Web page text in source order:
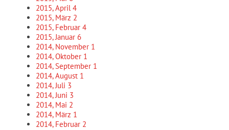
2015, April4
2015, März 2
2015, Februar 4
2015, Januar 6
2014, November 1
2014, Oktober 1
2014, September 1
2014, August 1
2014, Juli 3
2014, Juni 3
2014, Mai 2
2014, März 1
2014, Februar 2